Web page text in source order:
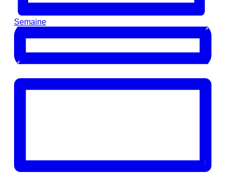
Semaine